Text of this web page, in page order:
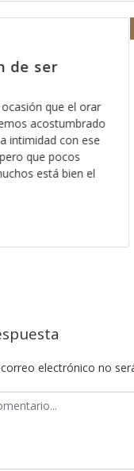
las cosas ya
he escuchado esa frase
antes”, lo irónico es
generación y me hace
puedo negar que
y que lo que
como normal y como
electrónico no